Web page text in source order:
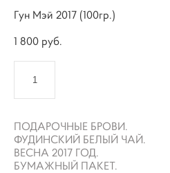
Гун Мэй 2017 (100гр.)
1 800 pуб.
ПОДАРОЧНЫЕ БРОВИ.
ФУДИНСКИЙ БЕЛЫЙ ЧАЙ.
ВЕСНА 2017 ГОД.
БУМАЖНЫЙ ПАКЕТ.